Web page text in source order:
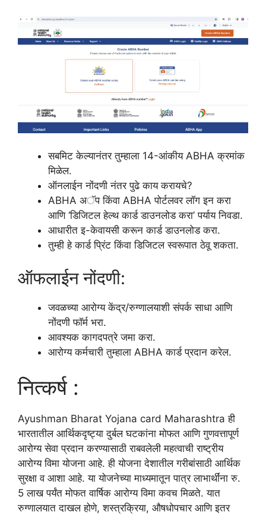
सबमिट केल्यानंतर तुम्हाला 14-आंकीय ABHA क्रमांक
मिळेल.
ऑनलाईन नोंदणी नंतर पुढे काय करायचे?
ABHA अॅप किंवा ABHA पोर्टलवर लॉग इन करा
आणि ‘डिजिटल हेल्थ कार्ड डाउनलोड करा’ पर्याय निवडा.
आधारीत इ-केवायसी करून कार्ड डाउनलोड करा.
तुम्ही हे कार्ड प्रिंट किंवा डिजिटल स्वरूपात ठेवू शकता.
ऑफलाईन नोंदणी:
जवळच्या आरोग्य केंद्र/रुग्णालयाशी संपर्क साधा आणि
नोंदणी फाॅर्म भरा.
आवश्यक कागदपत्रे जमा करा.
आरोग्य कर्मचारी तुम्हाला ABHA कार्ड प्रदान करेल.
नित्कर्ष :
Ayushman Bharat Yojana card Maharashtra ही
भारतातील आर्थिकदृष्ट्या दुर्बल घटकांना मोफत आणि गुणवत्तापूर्ण
आरोग्य सेवा प्रदान करण्यासाठी राबवलेली महत्वाची राष्ट्रीय
आरोग्य विमा योजना आहे. ही योजना देशातील गरीबांसाठी आर्थिक
सुरक्षा व आशा आहे. या योजनेच्या माध्यमातून पात्र लाभार्थींना रु.
5 लाख पर्यंत मोफत वार्षिक आरोग्य विमा कवच मिळते. यात
रुग्णालयात दाखल होणे, शस्त्रक्रिया, औषधोपचार आणि इतर